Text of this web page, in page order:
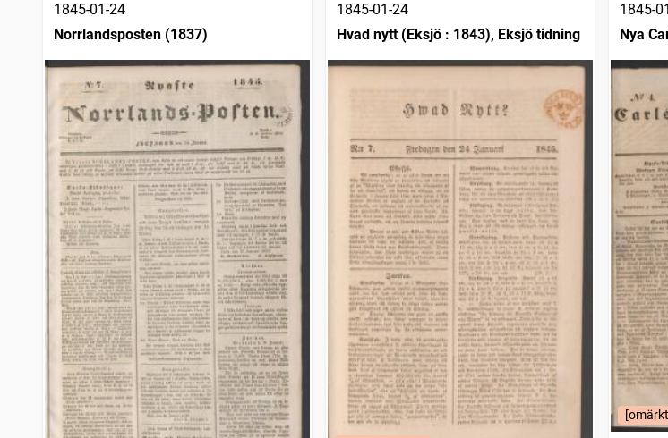
1845-01-24
Norrlandsposten (1837)
1845-01-24
Hvad nytt (Eksjö : 1843), Eksjö tidning
1845-
Nya
1841)